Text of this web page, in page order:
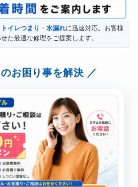
トイレつまり ・ 水漏れに迅速対応。お客様
た最適な修理をご提案します。
お困り事を解決